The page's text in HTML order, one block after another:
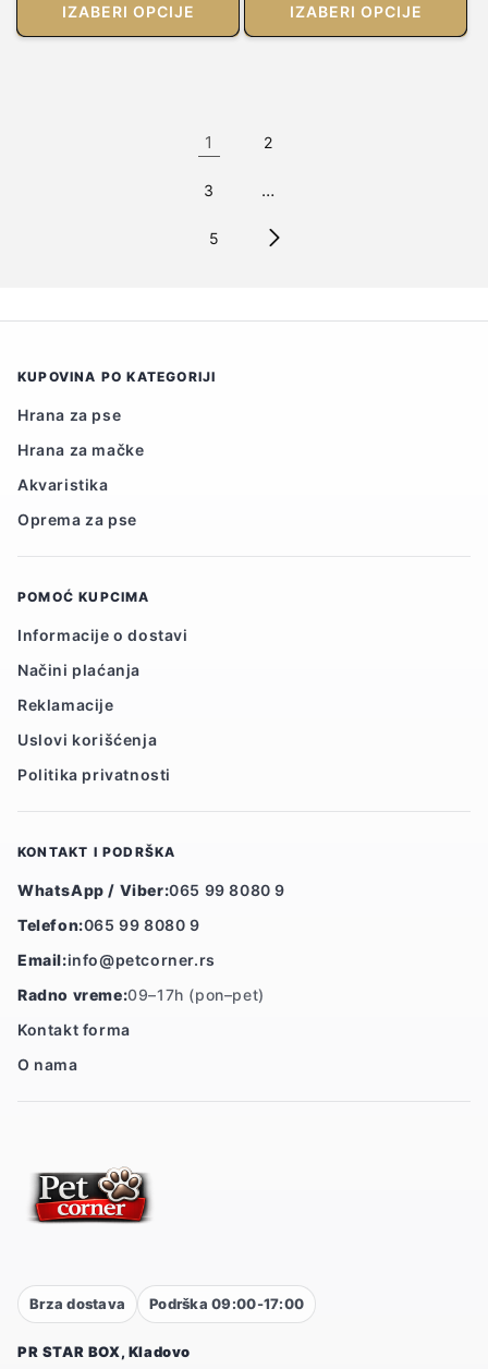
IZABERI OPCIJE IZABERI OPCIJE
1 2
3 …
5
KUPOVINA PO KATEGORIJI
Hrana za pse
Hrana za mačke
Akvaristika
Oprema za pse
POMOĆ KUPCIMA
Informacije o dostavi
Načini plaćanja
Reklamacije
Uslovi korišćenja
Politika privatnosti
KONTAKT I PODRŠKA
WhatsApp / Viber:065 99 8080 9
Telefon:065 99 8080 9
Email:info@petcorner.rs
Radno vreme:09–17h (pon–pet)
Kontakt forma
O nama
Brza dostava Podrška 09:00-17:00
PR STAR BOX, Kladovo